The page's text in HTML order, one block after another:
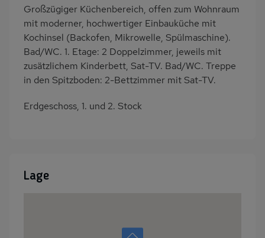
Großzügiger Küchenbereich, offen zum Wohnraum
mit moderner, hochwertiger Einbauküche mit
Kochinsel (Backofen, Mikrowelle, Spülmaschine).
Bad/WC. 1. Etage: 2 Doppelzimmer, jeweils mit
zusätzlichem Kinderbett, Sat-TV. Bad/WC. Treppe
in den Spitzboden: 2-Bettzimmer mit Sat-TV.
Erdgeschoss, 1. und 2. Stock
Lage